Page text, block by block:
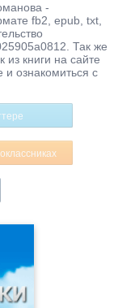
-
fb2, epub, txt,
Так же
книги на сайте
ознакомиться с